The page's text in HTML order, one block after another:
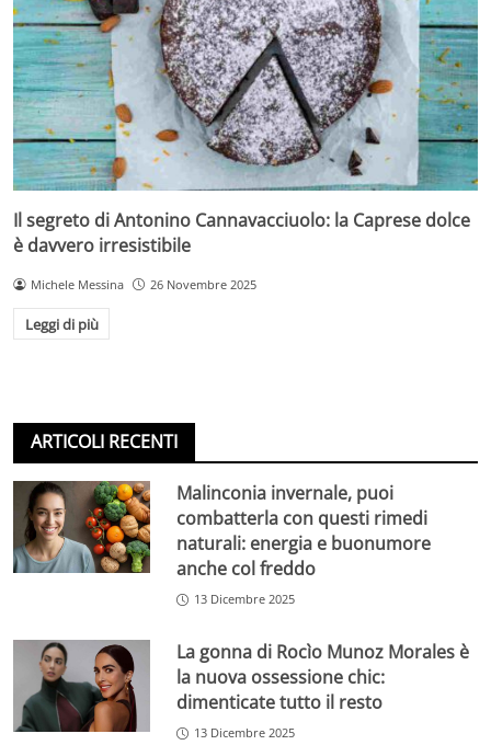
Il segreto di Antonino Cannavacciuolo: la Caprese dolce
è davvero irresistibile
Michele Messina 26 Novembre 2025
Leggi di più
ARTICOLI RECENTI
Malinconia invernale, puoi
combatterla con questi rimedi
naturali: energia e buonumore
anche col freddo
13 Dicembre 2025
La gonna di Rocìo Munoz Morales è
la nuova ossessione chic:
dimenticate tutto il resto
13 Dicembre 2025